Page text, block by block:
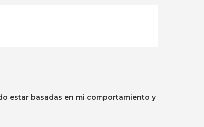
estar basadas en mi comportamiento y